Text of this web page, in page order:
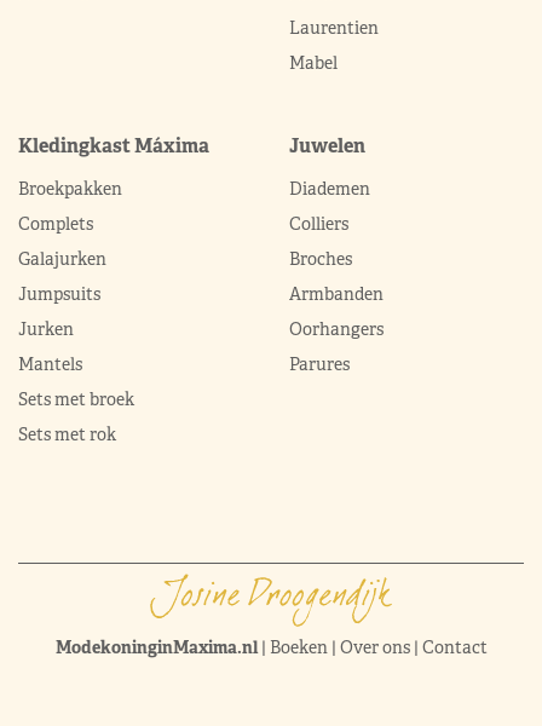
Laurentien
Mabel
Kledingkast Máxima
Broekpakken
Complets
Galajurken
Jumpsuits
Jurken
Mantels
Sets met broek
Sets met rok
Juwelen
Diademen
Colliers
Broches
Armbanden
Oorhangers
Parures
ModekoninginMaxima.nl| Boeken| Over ons| Contact